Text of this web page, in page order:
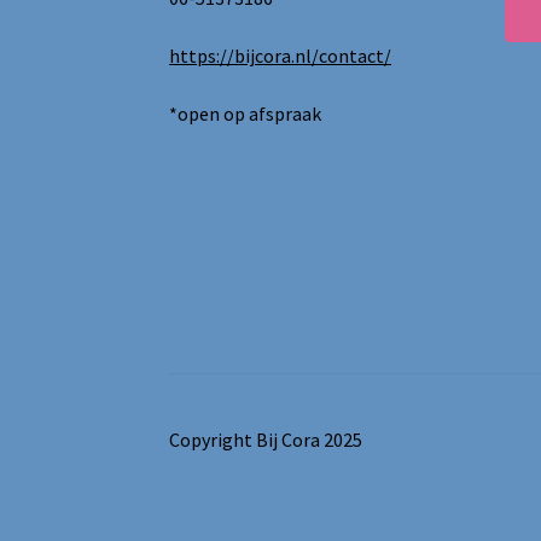
https://bijcora.nl/contact/
*open op afspraak
Copyright Bij Cora 2025